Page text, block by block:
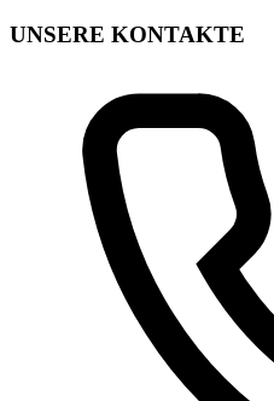
UNSERE KONTAKTE